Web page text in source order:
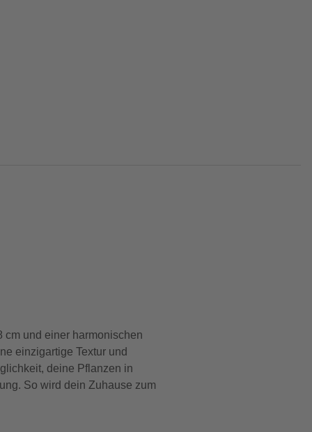
cm und einer harmonischen
einzigartige Textur und
deine Pflanzen in
So wird dein Zuhause zum